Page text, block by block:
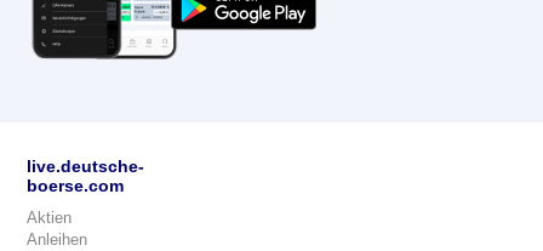
live.deutsche-
boerse.com
Aktien
Anleihen